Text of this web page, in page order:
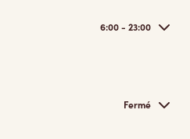
6:00 - 23:00
Fermé